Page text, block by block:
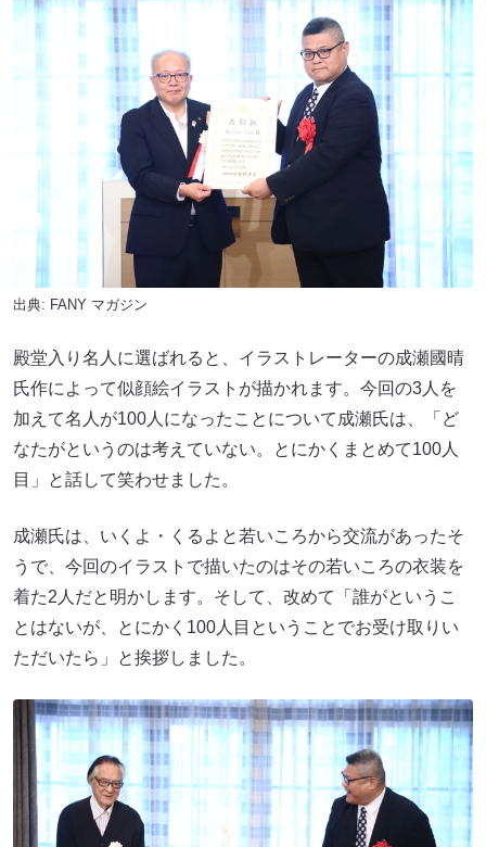
出典: FANY マガジン
殿堂入り名人に選ばれると、イラストレーターの成瀬國晴
氏作によって似顔絵イラストが描かれます。今回の3人を
加えて名人が100人になったことについて成瀬氏は、「ど
なたがというのは考えていない。とにかくまとめて100人
目」と話して笑わせました。
成瀬氏は、いくよ・くるよと若いころから交流があったそ
うで、今回のイラストで描いたのはその若いころの衣装を
着た2人だと明かします。そして、改めて「誰がというこ
とはないが、とにかく100人目ということでお受け取りい
ただいたら」と挨拶しました。